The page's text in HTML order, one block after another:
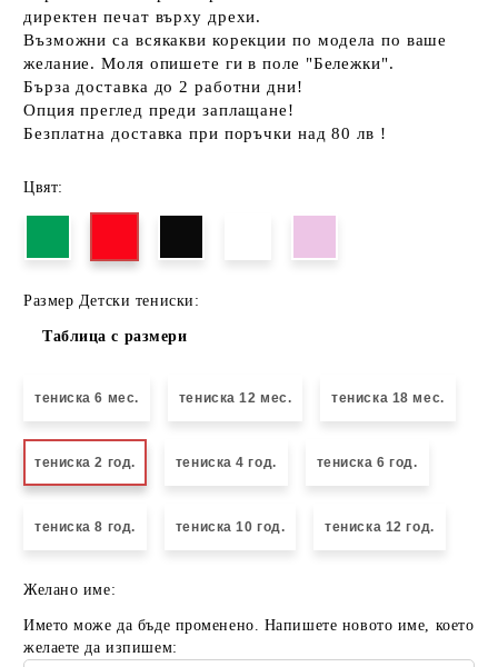
директен печат върху дрехи.
Възможни са всякакви корекции по модела по ваше
желание. Моля опишете ги в поле "Бележки".
Бърза доставка до 2 работни дни!
Опция преглед преди заплащане!
Безплатна доставка при поръчки над 80 лв !
Цвят:
Размер Детски тениски:
Таблица с размери
тениска 6 мес. тениска 12 мес. тениска 18 мес.
тениска 2 год. тениска 4 год. тениска 6 год.
тениска 8 год. тениска 10 год. тениска 12 год.
Желано име:
Името може да бъде променено. Напишете новото име, което
желаете да изпишем: